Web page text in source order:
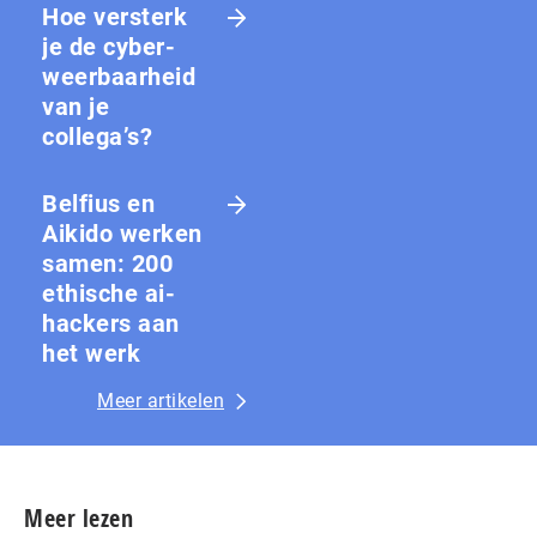
Hoe versterk
je de cy­ber­
weer­baar­heid
van je
collega’s?
Belfius en
Aikido werken
samen: 200
ethische ai-
hackers aan
het werk
Meer artikelen
Meer lezen